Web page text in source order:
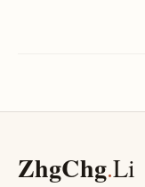
ZhgChg.Li